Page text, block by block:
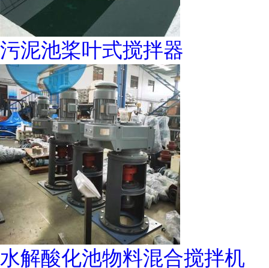
污泥池桨叶式搅拌器
水解酸化池物料混合搅拌机